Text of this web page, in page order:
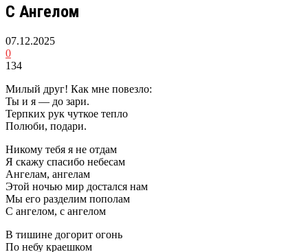
С Ангелом
07.12.2025
0
134
Милый друг! Как мне повезло:
Ты и я — до зари.
Терпких рук чуткое тепло
Полюби, подари.
Никому тебя я не отдам
Я скажу спасибо небесам
Ангелам, ангелам
Этой ночью мир достался нам
Мы его разделим пополам
С ангелом, с ангелом
В тишине догорит огонь
По небу краешком